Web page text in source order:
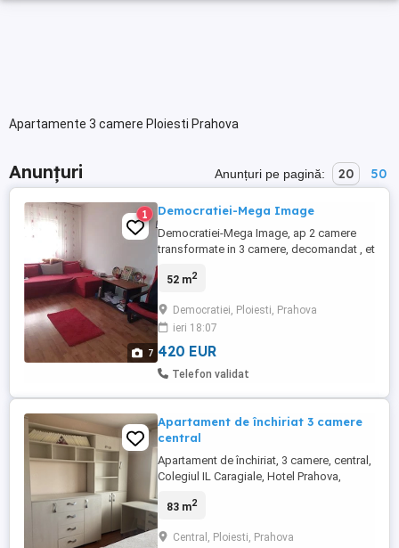
Apartamente 3 camere Ploiesti Prahova
Anunțuri Anunțuri pe pagină: 20 50
7
1 Democratiei-Mega Image
Democratiei-Mega Image, ap 2 camere
transformate in 3 camere, decomandat , et
complet mobilat si utilat modern.
gradinite, scoli, afterschool in zona, 200m
bulevard, 700 m centru si gara de sud
Chirie 420 euro+ garantie ...
52 m2
Democratiei, Ploiesti, Prahova
ieri 18:07
420 EUR
Telefon validat
Apartament de închiriat 3 camere
central
Apartament de închiriat, 3 camere, central,
Colegiul IL Caragiale, Hotel Prahova,
vedere față-spate, panoramic, în renovare,
septembrie.
83 m2
Central, Ploiesti, Prahova